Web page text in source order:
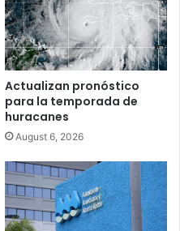
Actualizan pronóstico
para la temporada de
huracanes
August 6, 2026